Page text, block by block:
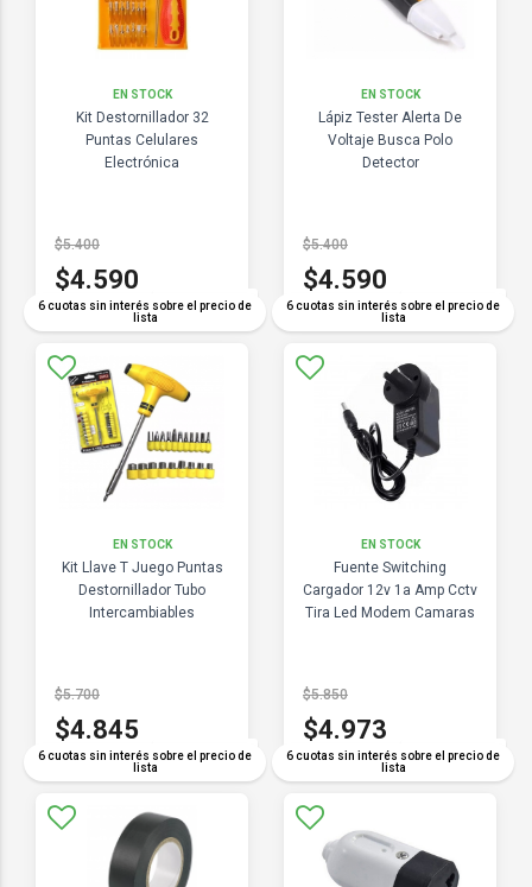
EN STOCK
Kit Destornillador 32
Puntas Celulares
Electrónica
6 cuotas sin interés sobre el precio de
lista
$5.400
$4.590
COMPARAR
EN STOCK
Lápiz Tester Alerta De
Voltaje Busca Polo
Detector
6 cuotas sin interés sobre el precio de
lista
$5.400
$4.590
COMPARAR
EN STOCK
Kit Llave T Juego Puntas
Destornillador Tubo
Intercambiables
6 cuotas sin interés sobre el precio de
lista
$5.700
$4.845
COMPARAR
EN STOCK
Fuente Switching
Cargador 12v 1a Amp Cctv
Tira Led Modem Camaras
6 cuotas sin interés sobre el precio de
lista
$5.850
$4.973
COMPARAR